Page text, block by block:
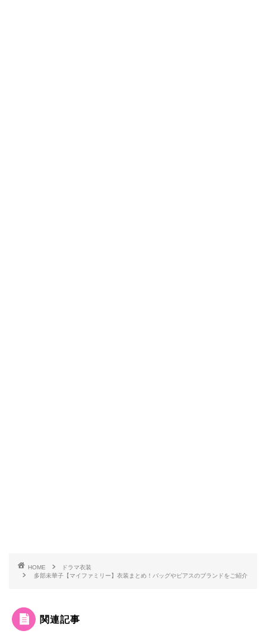
HOME
ドラマ衣装
多部未華子【マイファミリー】衣装まとめ！バッグやピアスのブランドをご紹介
関連記事